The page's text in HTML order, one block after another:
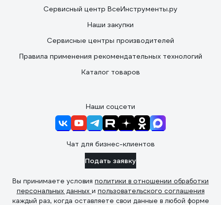
Сервисный центр ВсеИнструменты.ру
Наши закупки
Сервисные центры производителей
Правила применения рекомендательных технологий
Каталог товаров
Наши соцсети
Чат для бизнес-клиентов
Подать заявку
Вы принимаете условия политики в отношении обработки
персональных данных и пользовательского соглашения
каждый раз, когда оставляете свои данные в любой форме